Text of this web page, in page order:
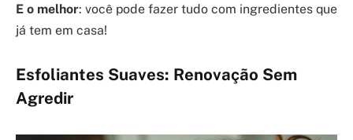
E o melhor: você pode fazer tudo com ingredientes que
já tem em casa!
Esfoliantes Suaves: Renovação Sem
Agredir